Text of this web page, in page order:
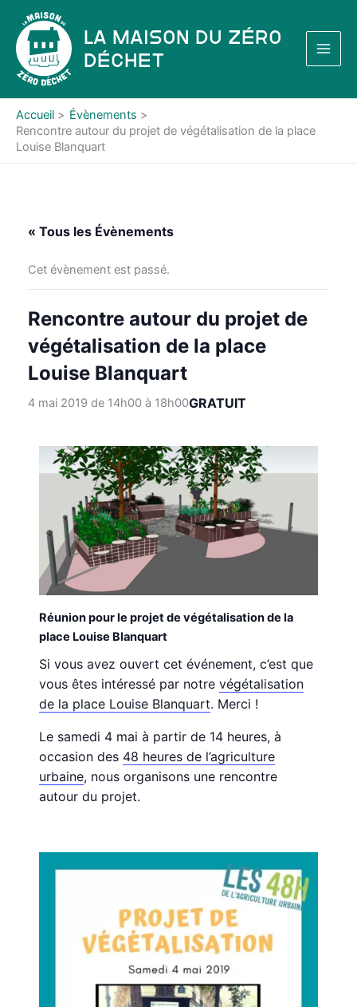
contenu
La Maison du Zéro
Déchet
Accueil
Évènements
Rencontre autour du projet de végétalisation de la place
Louise Blanquart
« Tous les Évènements
Cet évènement est passé.
Rencontre autour du projet de
végétalisation de la place
Louise Blanquart
4 mai 2019 de 14h00à 18h00GRATUIT
Réunion pour le projet de végétalisation de la
place Louise Blanquart
Si vous avez ouvert cet événement, c’est que
vous êtes intéressé par notrevégétalisation
de la place Louise Blanquart. Merci !
Le samedi 4 mai à partir de 14 heures, à
occasion des 48 heures de l’agriculture
urbaine, nous organisons une rencontre
autour du projet.